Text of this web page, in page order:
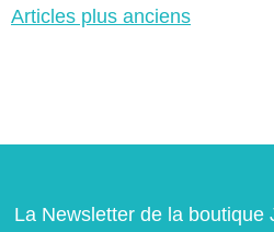
Navigation
Articles plus anciens
La Newsletter de la boutique